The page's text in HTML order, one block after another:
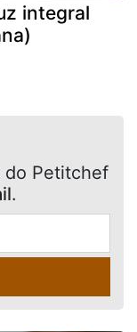
integral
do Petitchef
.